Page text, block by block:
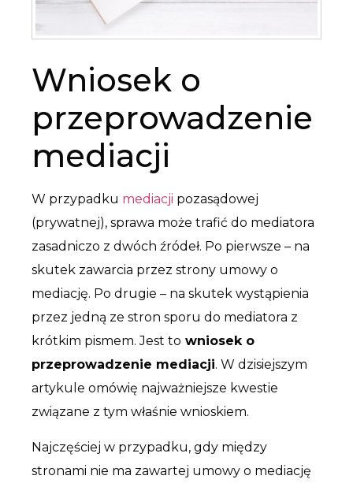
Wniosek o
przeprowadzenie
mediacji
W przypadku mediacji pozasądowej
(prywatnej), sprawa może trafić do mediatora
zasadniczo z dwóch źródeł. Po pierwsze – na
skutek zawarcia przez strony umowy o
mediację. Po drugie – na skutek wystąpienia
przez jedną ze stron sporu do mediatora z
krótkim pismem. Jest to wniosek o
przeprowadzenie mediacji. W dzisiejszym
artykule omówię najważniejsze kwestie
związane z tym właśnie wnioskiem.
Najczęściej w przypadku, gdy między
stronami nie ma zawartej umowy o mediację